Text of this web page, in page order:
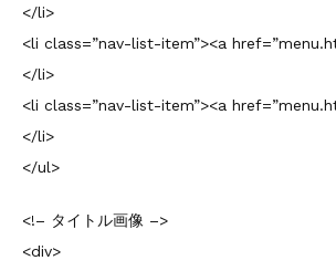
</li>
<li class=”nav-list-item”><a
</li>
<li class=”nav-list-item”><a
</li>
</ul>
<!– タイトル画像 –>
<div>